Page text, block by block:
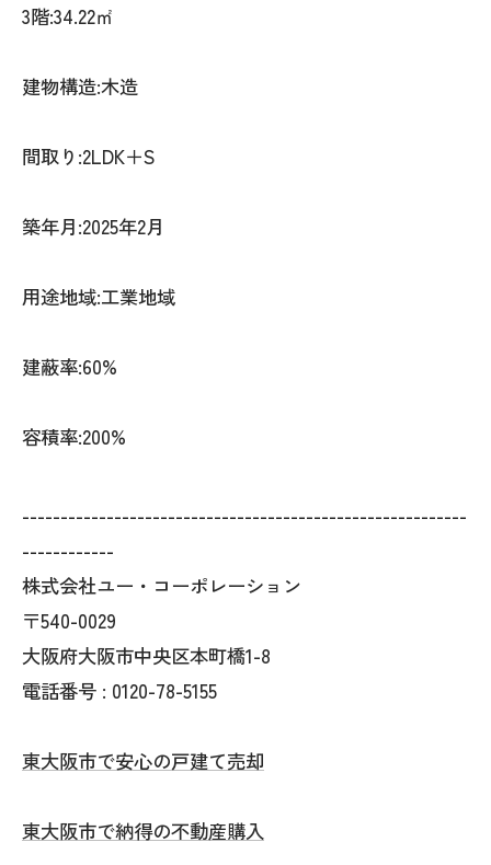
3階:34.22㎡
建物構造:木造
間取り:2LDK＋S
築年月:2025年2月
用途地域:工業地域
建蔽率:60%
容積率:200%
----------------------------------------------------------
------------
株式会社ユー・コーポレーション
〒540-0029
大阪府大阪市中央区本町橋1-8
電話番号 : 0120-78-5155
東大阪市で安心の戸建て売却
東大阪市で納得の不動産購入